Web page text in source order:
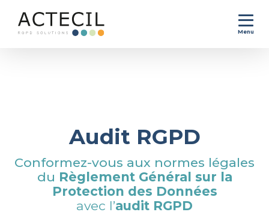
Menu
Audit RGPD
Conformez-vous aux normes légales
du Règlement Général sur la
Protection des Données
avec l’audit RGPD